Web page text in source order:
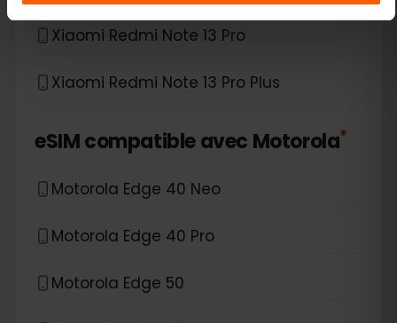
Xiaomi Redmi Note 13 Pro
Xiaomi Redmi Note 13 Pro Plus
eSIM compatible avec Motorola*
Motorola Edge 40 Neo
Motorola Edge 40 Pro
Motorola Edge 50